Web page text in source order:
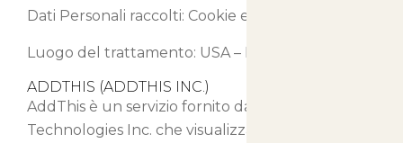
Dati Personali raccolti: Cookie e Dati di Utilizzo.
Luogo del trattamento: USA – Privacy Policy
ADDTHIS (ADDTHIS INC.)
AddThis è un servizio fornito da Clearspring
Technologies Inc. che visualizza un widget che